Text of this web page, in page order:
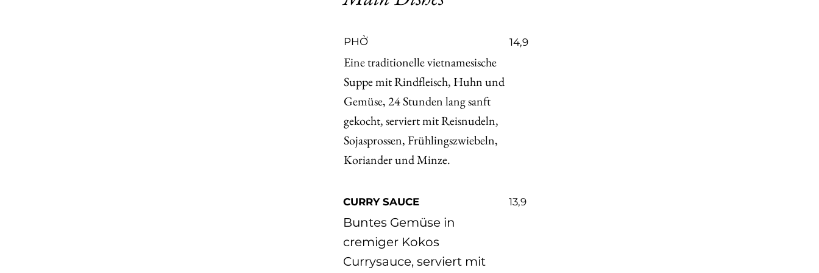
​PHỞ
Eine traditionelle vietnamesische
Suppe mit Rindfleisch, Huhn und
Gemüse, 24 Stunden lang sanft
gekocht, serviert mit Reisnudeln,
Sojasprossen, Frühlingszwiebeln,
Koriander und Minze.
14,9
CURRY SAUCE
Buntes Gemüse in
cremiger Kokos
Currysauce, serviert mit
13,9